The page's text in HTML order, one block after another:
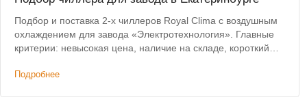
Подбор и поставка 2-х чиллеров Royal Clima с воздушным
охлаждением для завода «Электротехнология». Главные
критерии: невысокая цена, наличие на складе, короткий
Подробнее